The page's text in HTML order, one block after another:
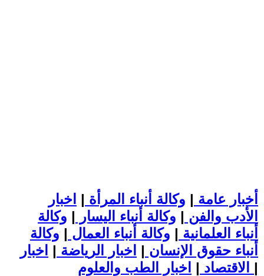
أخبار عامة | وكالة أنباء المرأة | اخبار
الأدب والفن | وكالة أنباء اليسار | وكالة
أنباء العلمانية | وكالة أنباء العمال | وكالة
أنباء حقوق الإنسان | اخبار الرياضة | اخبار
الاقتصاد | |